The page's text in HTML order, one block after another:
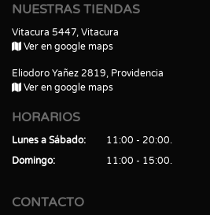
NUESTRAS TIENDAS
Vitacura 5447, Vitacura
Ver en google maps
Eliodoro Yañez 2819, Providencia
Ver en google maps
HORARIOS
Lunes a Sábado
11:00 - 20:00
Domingo
11:00 - 15:00
CONTACTO